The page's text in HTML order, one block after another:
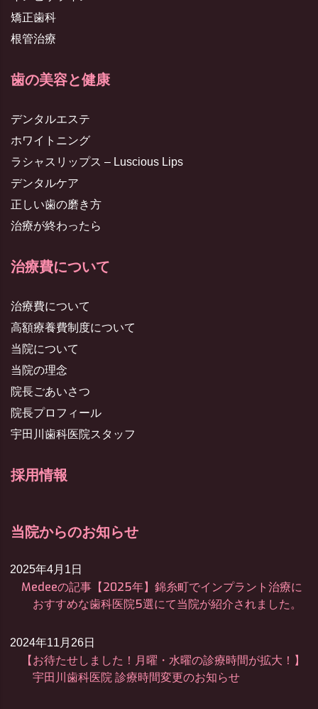
矯正歯科
根管治療
歯の美容と健康
デンタルエステ
ホワイトニング
ラシャスリップス – Luscious Lips
デンタルケア
正しい歯の磨き方
治療が終わったら
治療費について
治療費について
高額療養費制度について
当院について
当院の理念
院長ごあいさつ
院長プロフィール
宇田川歯科医院スタッフ
採用情報
当院からのお知らせ
Medeeの記事【2025年】錦糸町でインプラント治療に
おすすめな歯科医院5選にて当院が紹介されました。
2025年4月1日
【お待たせしました！月曜・水曜の診療時間が拡大！】
宇田川歯科医院 診療時間変更のお知らせ
2024年11月26日